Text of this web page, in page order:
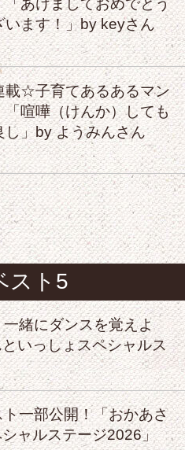
「あけましておめでとう
います！」by keyさん
載☆子育てあるあるマン
「喧嘩（けんか）しても
し」by ようみんさん
スト5
緒にダンスを覚えよ
いっしょスペシャルス
一部公開！「おかあさ
ャルステージ2026」